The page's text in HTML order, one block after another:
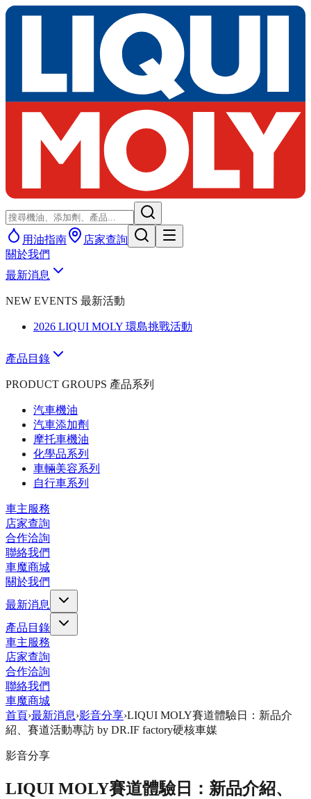
用油指南
店家查詢
關於我們
最新消息
NEW EVENTS 最新活動
2026 LIQUI MOLY 環島挑戰活動
產品目錄
PRODUCT GROUPS 產品系列
汽車機油
汽車添加劑
摩托車機油
化學品系列
車輛美容系列
自行車系列
車主服務
店家查詢
合作洽詢
聯絡我們
車魔商城
關於我們
最新消息
產品目錄
車主服務
店家查詢
合作洽詢
聯絡我們
車魔商城
首頁›最新消息›影音分享›LIQUI MOLY賽道體驗日：新品介
紹、賽道活動專訪 by DR.IF factory硬核車媒
影音分享
LIQUI MOLY賽道體驗日：新品介紹、